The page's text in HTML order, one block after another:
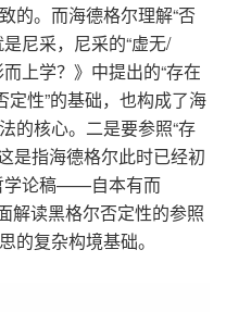
的。而海德格尔理解“否
尼采，尼采的“虚无/
上学？》中提出的“存在
定性”的基础，也构成了海
的核心。二是要参照“存
是指海德格尔此时已经初
论稿——自本有而
解读黑格尔否定性的参照
的复杂构境基础。